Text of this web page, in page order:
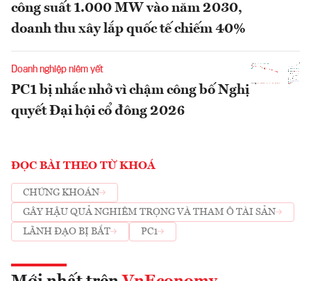
công suất 1.000 MW vào năm 2030,
doanh thu xây lắp quốc tế chiếm 40%
Doanh nghiệp niêm yết
PC1 bị nhắc nhở vì chậm công bố Nghị
quyết Đại hội cổ đông 2026
ĐỌC BÀI THEO TỪ KHOÁ
CHỨNG KHOÁN
GÂY HẬU QUẢ NGHIÊM TRỌNG VÀ THAM Ô TÀI SẢN
LÃNH ĐẠO BỊ BẮT
PC1